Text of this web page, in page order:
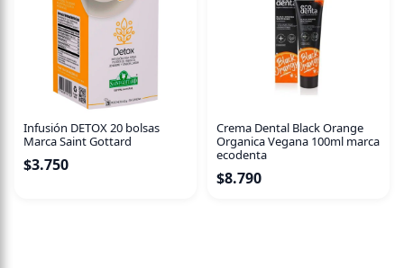
Infusión DETOX 20 bolsas
Marca Saint Gottard
$3.750
Crema Dental Black Orange
Organica Vegana 100ml marca
ecodenta
$8.790